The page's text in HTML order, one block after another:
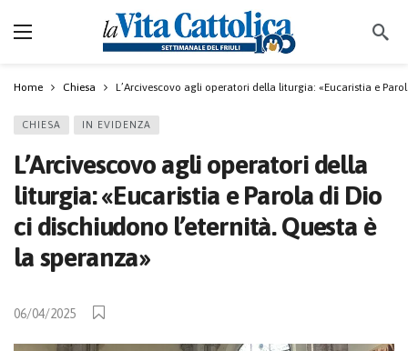
Home Chiesa L’Arcivescovo agli operatori della liturgia: «Eucaristia e
CHIESA IN EVIDENZA
L’Arcivescovo agli operatori della
liturgia: «Eucaristia e Parola di Dio
ci dischiudono l’eternità. Questa è
la speranza»
06/04/2025